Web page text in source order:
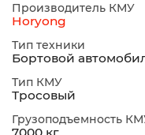
Производитель КМУ
Horyong
Тип техники
Бортовой
Тип КМУ
Тросовый
Грузоподъемность